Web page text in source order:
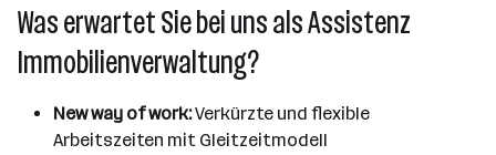
Was erwartet Sie bei uns als Assistenz
Immobilienverwaltung?
New way of work:Verkürzte und flexible
Arbeitszeiten mit Gleitzeitmodell